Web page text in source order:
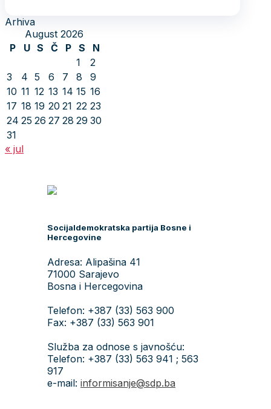
Arhiva
August 2026
P
U S Č P S
N
1
2
3
4 5 6 7 8
9
10 11 12 13 14 15 16
17 18 19 20 21 22 23
24 25 26 27 28 29 30
31
« jul
Socijaldemokratska partija Bosne i
Hercegovine
Adresa: Alipašina 41
71000 Sarajevo
Bosna i Hercegovina
Telefon: +387 (33) 563 900
Fax: +387 (33) 563 901
Služba za odnose s javnošću:
Telefon: +387 (33) 563 941 ; 563
917
e-mail: informisanje@sdp.ba